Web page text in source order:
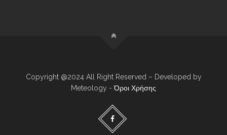
Copyright @2024 All Right Reserved – Developed by
Meteology -Όροι Χρήσης